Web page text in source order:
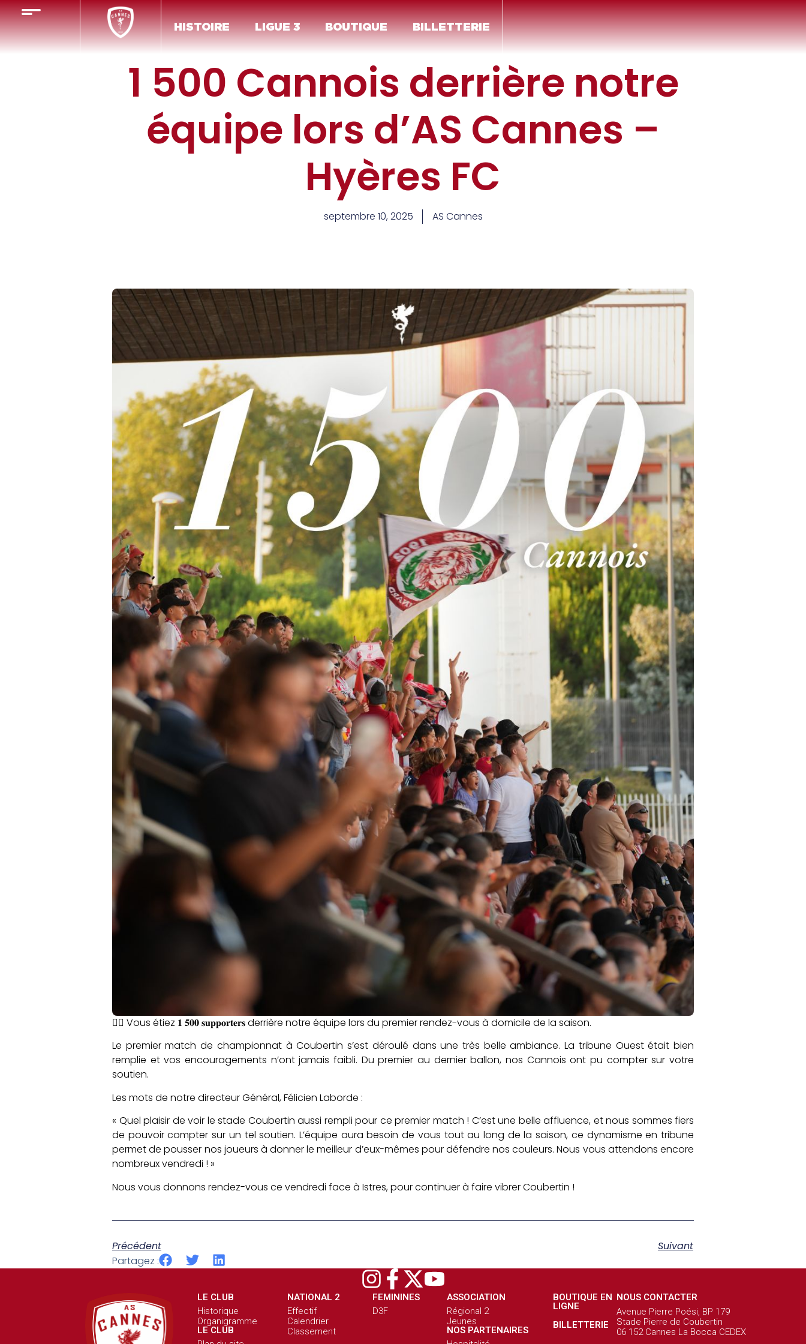
HISTOIRE LIGUE 3 BOUTIQUE BILLETTERIE
1 500 Cannois derrière notre
équipe lors d’AS Cannes –
Hyères FC
septembre 10, 2025 AS Cannes
❤‍🤍 Vous étiez 𝟏 𝟓𝟎𝟎 𝐬𝐮𝐩𝐩𝐨𝐫𝐭𝐞𝐫𝐬 derrière notre équipe lors du premier rendez-vous à domicile de la saison.
Le premier match de championnat à Coubertin s’est déroulé dans une très belle ambiance. La tribune Ouest était bien
remplie et vos encouragements n’ont jamais faibli. Du premier au dernier ballon, nos Cannois ont pu compter sur votre
soutien.
Les mots de notre directeur Général, Félicien Laborde :
« Quel plaisir de voir le stade Coubertin aussi rempli pour ce premier match ! C’est une belle affluence, et nous sommes fiers
de pouvoir compter sur un tel soutien. L’équipe aura besoin de vous tout au long de la saison, ce dynamisme en tribune
permet de pousser nos joueurs à donner le meilleur d’eux-mêmes pour défendre nos couleurs. Nous vous attendons encore
nombreux vendredi ! »
Nous vous donnons rendez-vous ce vendredi face à Istres, pour continuer à faire vibrer Coubertin !
Précédent
Suivant
Partagez :
LE CLUB
Historique
Organigramme
LE CLUB
NATIONAL 2
Effectif
Calendrier
Classement
FEMININES
D3F
ASSOCIATION
Régional 2
Jeunes
NOS PARTENAIRES
BOUTIQUE EN
LIGNE
BILLETTERIE
NOUS CONTACTER
Avenue Pierre Poési, BP 179
Stade Pierre de Coubertin
06 152 Cannes La Bocca CEDEX